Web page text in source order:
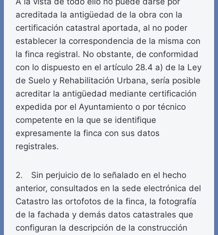
acreditada la antigüedad de la obra con la
certificación catastral aportada, al no poder
establecer la correspondencia de la misma con
la finca registral. No obstante, de conformidad
con lo dispuesto en el artículo 28.4 a) de la Ley
de Suelo y Rehabilitación Urbana, sería posible
acreditar la antigüedad mediante certificación
expedida por el Ayuntamiento o por técnico
competente en la que se identifique
expresamente la finca con sus datos
registrales.
2. Sin perjuicio de lo señalado en el hecho
anterior, consultados en la sede electrónica del
Catastro las ortofotos de la finca, la fotografía
de la fachada y demás datos catastrales que
configuran la descripción de la construcción